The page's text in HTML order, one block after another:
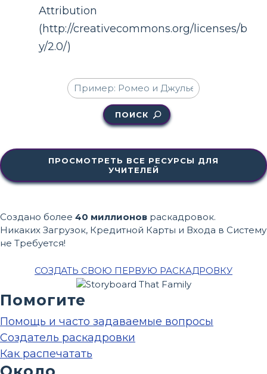
Attribution
(http://creativecommons.org/licenses/b
y/2.0/)
ПОИСК
ПРОСМОТРЕТЬ ВСЕ РЕСУРСЫ ДЛЯ
УЧИТЕЛЕЙ
Создано более 40 миллионов раскадровок.
Никаких Загрузок, Кредитной Карты и Входа в Систему
не Требуется!
СОЗДАТЬ СВОЮ ПЕРВУЮ РАСКАДРОВКУ
Помогите
Помощь и часто задаваемые вопросы
Создатель раскадровки
Как распечатать